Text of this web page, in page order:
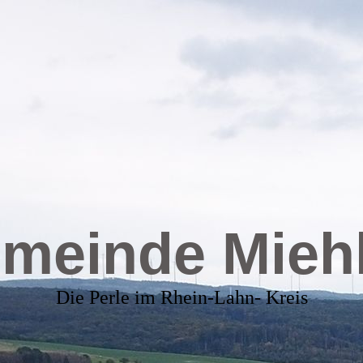
Die Perle im Rhein-Lahn- Kreis